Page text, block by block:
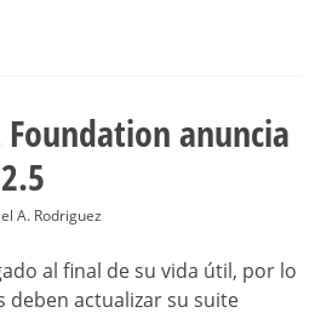
anuncia
A. Rodriguez
al final de su vida útil, por lo
deben actualizar su suite